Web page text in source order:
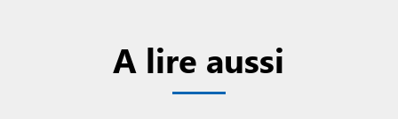
A lire aussi